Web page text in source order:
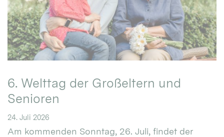
6. Welttag der Großeltern und
Senioren
24. Juli 2026
Am kommenden Sonntag, 26. Juli, findet der